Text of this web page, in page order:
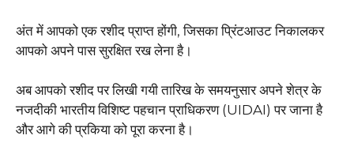
अंत में आपको एक रशीद प्राप्त होंगी, जिसका प्रिंटआउट निकालकर
आपको अपने पास सुरक्षित रख लेना है।
अब आपको रशीद पर लिखी गयी तारिख के समयनुसार अपने शेत्र के
नजदीकी भारतीय विशिष्‍ट पहचान प्राधिकरण (UIDAI) पर जाना है
और आगे की प्रकिया को पूरा करना है।